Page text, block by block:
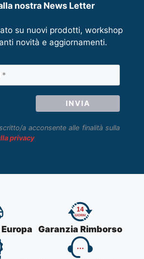
nostra News Letter
su nuovi prodotti, workshop
novità e aggiornamenti.
a acconsente alle finalità sulla
privacy
Garanzia Rimborso